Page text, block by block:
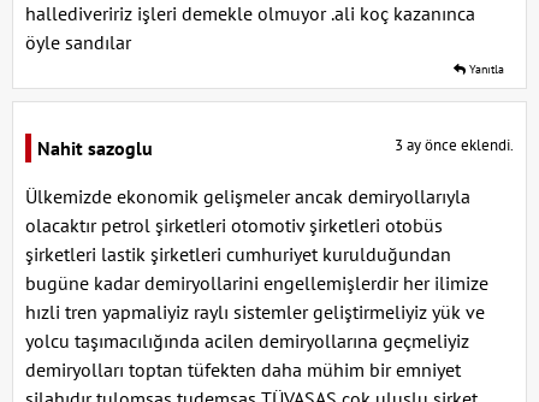
hallediveririz işleri demekle olmuyor .ali koç kazanınca
öyle sandılar
Yanıtla
Nahit sazoglu 3 ay önce eklendi.
Ülkemizde ekonomik gelişmeler ancak demiryollarıyla
olacaktır petrol şirketleri otomotiv şirketleri otobüs
şirketleri lastik şirketleri cumhuriyet kurulduğundan
bugüne kadar demiryollarini engellemişlerdir her ilimize
hızli tren yapmaliyiz raylı sistemler geliştirmeliyiz yük ve
yolcu taşımacılığında acilen demiryollarına geçmeliyiz
demiryolları toptan tüfekten daha mühim bir emniyet